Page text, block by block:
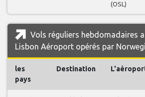
(OSL)
Vols réguliers hebdomadaires
Lisbon Aéroport opérés par
les
pays
Destination